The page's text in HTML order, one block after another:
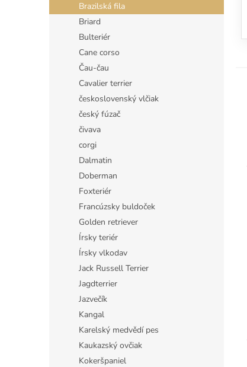
Brazilská fila
Briard
Bulteriér
Cane corso
Čau-čau
Cavalier terrier
československý vlčiak
český fúzač
čivava
corgi
Dalmatin
Doberman
Foxteriér
Francúzsky buldoček
Golden retriever
Írsky teriér
Írsky vlkodav
Jack Russell Terrier
Jagdterrier
Jazvečík
Kangal
Karelský medvědí pes
Kaukazský ovčiak
Kokeršpaniel